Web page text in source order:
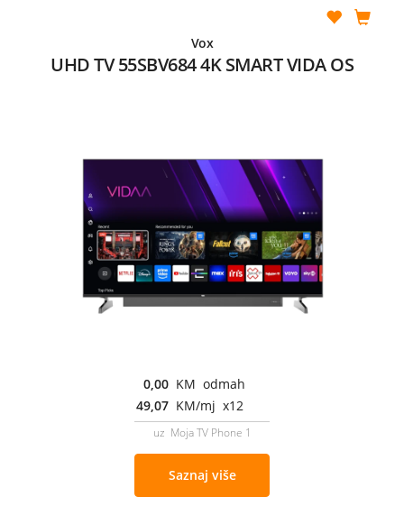
Vox
UHD TV 55SBV684 4K SMART VIDA OS
0,00 KM odmah
49,07 KM/mj x12
uz Moja TV Phone 1
Saznaj više